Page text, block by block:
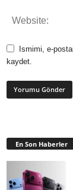
Ismimi, e-
kaydet.
En Son Haberler